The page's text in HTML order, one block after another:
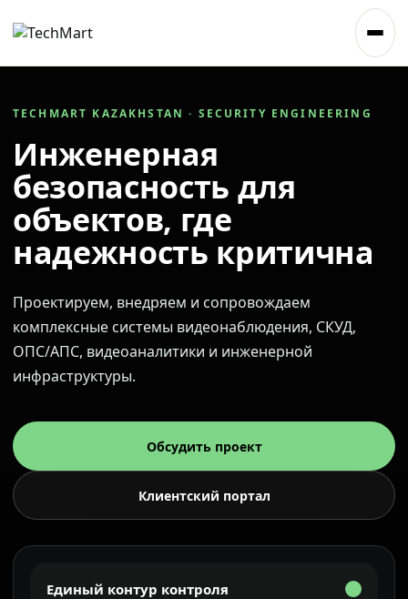
TECHMART KAZAKHSTAN · SECURITY ENGINEERING
Инженерная
безопасность для
объектов, где
надежность критична
Проектируем, внедряем и сопровождаем
комплексные системы видеонаблюдения, СКУД,
ОПС/АПС, видеоаналитики и инженерной
инфраструктуры.
Обсудить проект
Клиентский портал
Единый контур контроля